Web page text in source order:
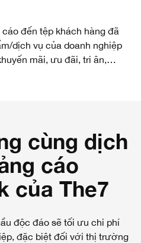
đến tệp khách hàng đã
dịch vụ của doanh nghiệp
mãi, ưu đãi, tri ân,…
cùng dịch
cáo
của The7
độc đáo sẽ tối ưu chi phí
đặc biệt đối với thị trường